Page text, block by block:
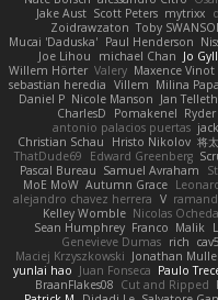
Jake Aust Scott Peters mytrixx
Zoidrawzaton Toby
Mucai 'Daduska' Paul Henderson
Joe Lihou
michael Chan Jo
Willem Hörter Valery Maxence Vinot
sebastian heredia Villem Milina
Daniel P Nicole Manson Jan
CharlesD
Pomakenel Ryder
antonio palacios puertas
Christian Schau
Hristo Nikolov 将
ThatDude69
Edward Greenberg
Pascal Bureau Samuel Avraham
MoE MoW Autumn Grace
alejandro chavez herrera V
Kelley Womble Nicolas Ocheda
Sean Humphrey Franco Malik
Genevieve Dumas rich
Maciej Krzyszkowski Jonathan
yunlai hao Juan Fonseca Paulo
BraanFlakes08 Cut and Ripped